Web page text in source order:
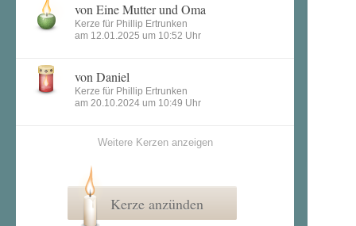
von Eine Mutter und Oma
Kerze für Phillip Ertrunken
am 12.01.2025 um 10:52 Uhr
von Daniel
Kerze für Phillip Ertrunken
am 20.10.2024 um 10:49 Uhr
Weitere Kerzen anzeigen
Kerze anzünden